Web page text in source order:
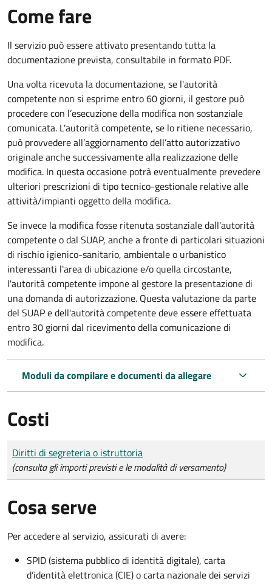
Come fare
Il servizio può essere attivato presentando tutta la
documentazione prevista, consultabile in formato PDF.
Una volta ricevuta la documentazione, se l'autorità
competente non si esprime entro 60 giorni, il gestore può
procedere con l’esecuzione della modifica non sostanziale
comunicata. L'autorità competente, se lo ritiene necessario,
può provvedere all’aggiornamento dell’atto autorizzativo
originale anche successivamente alla realizzazione delle
modifica. In questa occasione potrà eventualmente prevedere
ulteriori prescrizioni di tipo tecnico-gestionale relative alle
attività/impianti oggetto della modifica.
Se invece la modifica fosse ritenuta sostanziale dall'autorità
competente o dal SUAP, anche a fronte di particolari situazioni
di rischio igienico-sanitario, ambientale o urbanistico
interessanti l'area di ubicazione e/o quella circostante,
l'autorità competente impone al gestore la presentazione di
una domanda di autorizzazione. Questa valutazione da parte
del SUAP e dell'autorità competente deve essere effettuata
entro 30 giorni dal ricevimento della comunicazione di
modifica.
Moduli da compilare e documenti da allegare
Costi
Tipo di pagamento
Importo
Diritti di segreteria o istruttoria
(consulta gli importi previsti e le modalità di versamento)
Cosa serve
Per accedere al servizio, assicurati di avere:
SPID (sistema pubblico di identità digitale), carta
d’identità elettronica (CIE) o carta nazionale dei servizi